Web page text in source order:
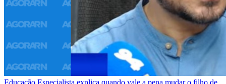
Educação Especialista explica quando vale a pena mudar o filho de